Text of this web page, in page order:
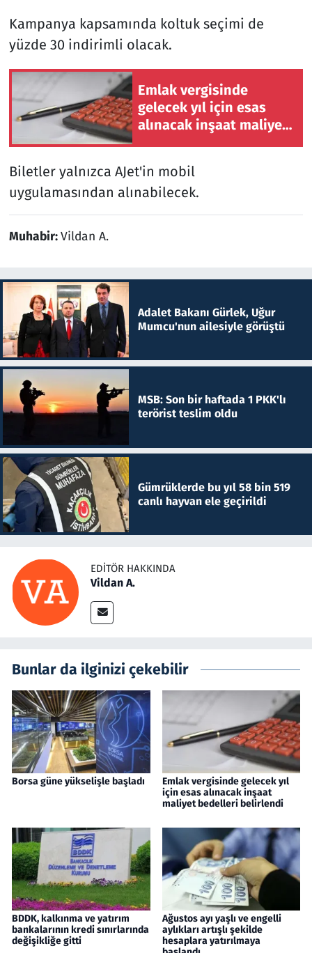
Kampanya kapsamında koltuk seçimi de
yüzde 30 indirimli olacak.
Emlak vergisinde
gelecek yıl için esas
alınacak inşaat maliyet
Biletler yalnızca AJet'in mobil
uygulamasından alınabilecek.
Muhabir:Vildan A.
Adalet Bakanı Gürlek, Uğur
Mumcu'nun ailesiyle görüştü
MSB: Son bir haftada 1 PKK'lı
terörist teslim oldu
Gümrüklerde bu yıl 58 bin 519
canlı hayvan ele geçirildi
EDITÖR HAKKINDA
Vildan A.
Bunlar da ilginizi çekebilir
Borsa güne yükselişle başladı
Emlak vergisinde gelecek yıl
için esas alınacak inşaat
maliyet bedelleri belirlendi
BDDK, kalkınma ve yatırım
bankalarının kredi sınırlarında
değişikliğe gitti
Ağustos ayı yaşlı ve engelli
aylıkları artışlı şekilde
hesaplara yatırılmaya